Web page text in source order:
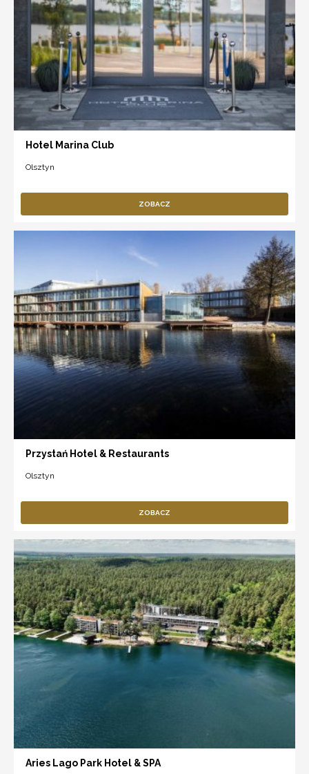
Hotel Marina Club
Olsztyn
ZOBACZ
Przystań Hotel & Restaurants
Olsztyn
ZOBACZ
Aries Lago Park Hotel & SPA